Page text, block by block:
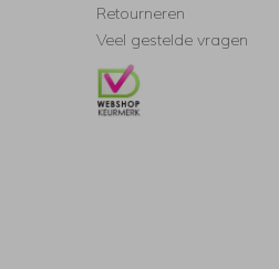
Retourneren
Veel gestelde vragen